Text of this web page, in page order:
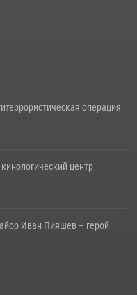
операция
центр
Иван Пияшев – герой